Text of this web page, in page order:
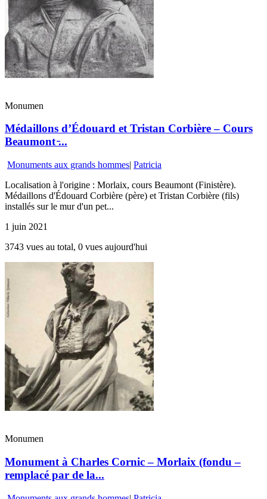
Monumen
Médaillons d’Édouard et Tristan Corbière – Cours
Beaumont ̵...
Monuments aux grands hommes| Patricia
Localisation à l'origine : Morlaix, cours Beaumont (Finistère).
Médaillons d'Édouard Corbière (père) et Tristan Corbière (fils)
installés sur le mur d'un pet...
1 juin 2021
3743 vues au total, 0 vues aujourd'hui
Monumen
Monument à Charles Cornic – Morlaix (fondu –
remplacé par de la...